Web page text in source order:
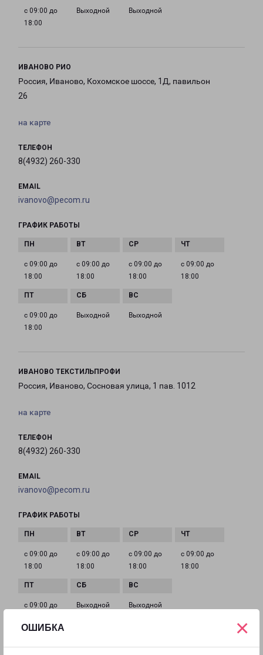
ОШИБКА ×
с 09:00 до
18:00
Выходной Выходной
ИВАНОВО РИО
Россия, Иваново, Кохомское шоссе, 1Д, павильон
26
на карте
ТЕЛЕФОН
8(4932) 260-330
EMAIL
ivanovo@pecom.ru
ГРАФИК РАБОТЫ
с 09:00 до
18:00
с 09:00 до
18:00
с 09:00 до
18:00
с 09:00 до
18:00
с 09:00 до
18:00
Выходной Выходной
ИВАНОВО ТЕКСТИЛЬПРОФИ
Россия, Иваново, Сосновая улица, 1 пав. 1012
на карте
ТЕЛЕФОН
8(4932) 260-330
EMAIL
ivanovo@pecom.ru
ГРАФИК РАБОТЫ
с 09:00 до
18:00
с 09:00 до
18:00
с 09:00 до
18:00
с 09:00 до
18:00
с 09:00 до
Выходной Выходной